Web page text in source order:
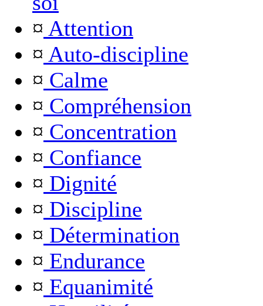
¤ Attention
¤ Auto-discipline
¤ Calme
¤ Compréhension
¤ Concentration
¤ Confiance
¤ Dignité
¤ Discipline
¤ Détermination
¤ Endurance
¤ Equanimité